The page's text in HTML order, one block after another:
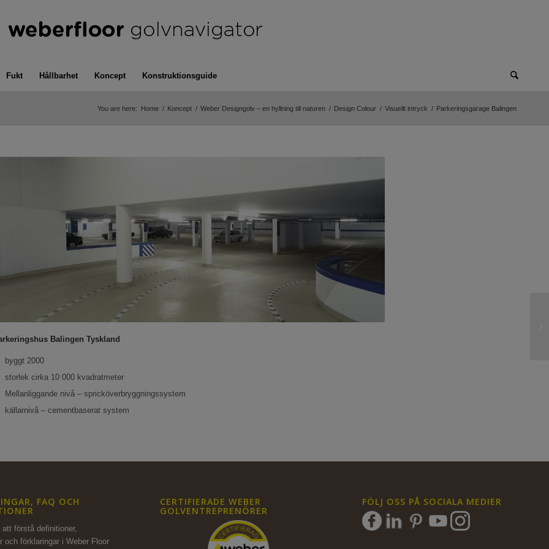
Fukt Hållbarhet Koncept Konstruktionsguide
You are here: Home / Koncept / Weber Designgolv – en hyllning till naturen / Design Colour / Visuellt intryck / Parkeringsgarage Balingen
Balingen Tyskland
byggt 2000
storlek cirka 10 000 kvadratmeter
Mellanliggande nivå – spricköverbryggningssystem
källarnivå – cementbaserat system
FAQ OCH
att förstå definitioner,
och förklaringar i Weber Floor
CERTIFIERADE WEBER
GOLVENTREPRENÖRER
FÖLJ OSS PÅ SOCIALA MEDIER